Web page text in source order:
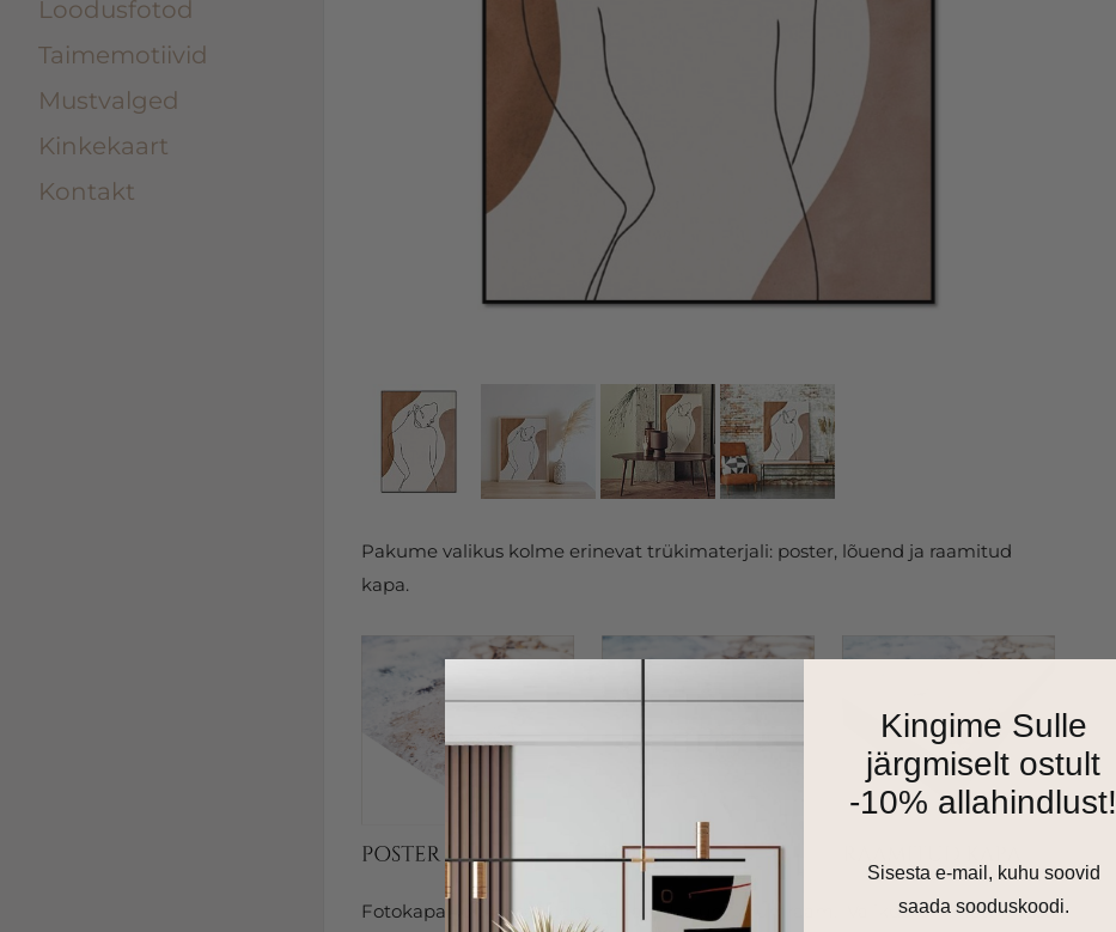
Loodusfotod
Taimemotiivid
Mustvalged
Kinkekaart
Kontakt
Pakume valikus kolme erinevat trükimaterjali: poster, lõuend ja raamitud
kapa.
Fotokapal on kitsas 1cm harjatud alumiiniumraam. Valikus on matt must,
Kingime Sulle
järgmiselt ostult
-10% allahindlust!
Sisesta e-mail, kuhu soovid
saada sooduskoodi.